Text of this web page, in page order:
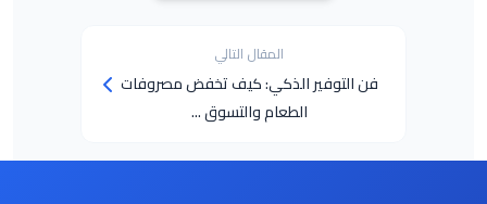
المقال التالي
فن التوفير الذكي: كيف تخفض مصروفات
الطعام والتسوق ...